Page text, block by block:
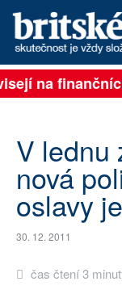
PŘIHLÁSIT
ARCHIV
ROZHOVORY
TÉMATA
NEJČTENĚJŠÍ ZA 7
na
V lednu
nová
oslavy
30. 12. 2011
čas čtení 3